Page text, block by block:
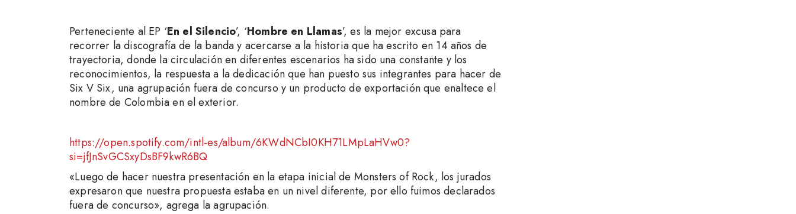
Perteneciente al EP ‘En el Silencio’, ‘Hombre en Llamas’, es la mejor excusa para
recorrer la discografía de la banda y acercarse a la historia que ha escrito en 14 años de
trayectoria, donde la circulación en diferentes escenarios ha sido una constante y los
reconocimientos, la respuesta a la dedicación que han puesto sus integrantes para hacer de
Six V Six, una agrupación fuera de concurso y un producto de exportación que enaltece el
nombre de Colombia en el exterior.
https://open.spotify.com/intl-es/album/6KWdNCbI0KH71LMpLaHVw0?
si=jfJnSvGCSxyDsBF9kwR6BQ
«Luego de hacer nuestra presentación en la etapa inicial de Monsters of Rock, los jurados
expresaron que nuestra propuesta estaba en un nivel diferente, por ello fuimos declarados
fuera de concurso», agrega la agrupación.